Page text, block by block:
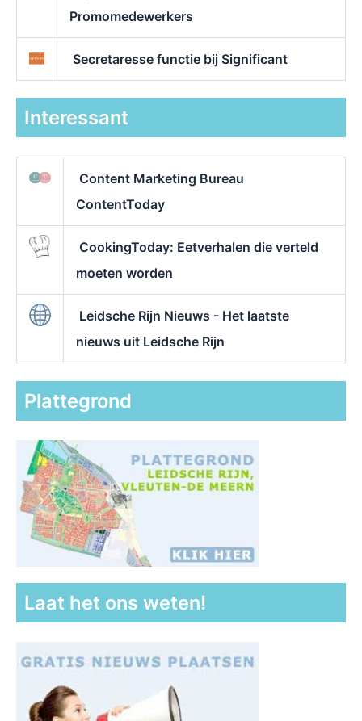
Promomedewerkers
Secretaresse functie bij Significant
Interessant
Content Marketing Bureau
ContentToday
CookingToday: Eetverhalen die verteld
moeten worden
Leidsche Rijn Nieuws - Het laatste
nieuws uit Leidsche Rijn
Plattegrond
Laat het ons weten!